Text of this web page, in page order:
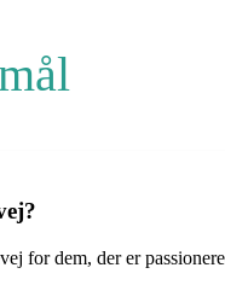
for dem, der er